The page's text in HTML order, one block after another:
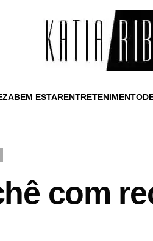
BEM ESTARENTRETENIMENTO
com